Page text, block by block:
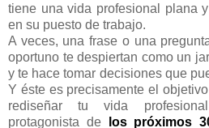
tiene una vida profesional plana
en su puesto de trabajo.
A veces, una frase o una
oportuno te despiertan como un
y te hace tomar decisiones que
Y éste es precisamente el
rediseñar tu vida
protagonista de
los próximos